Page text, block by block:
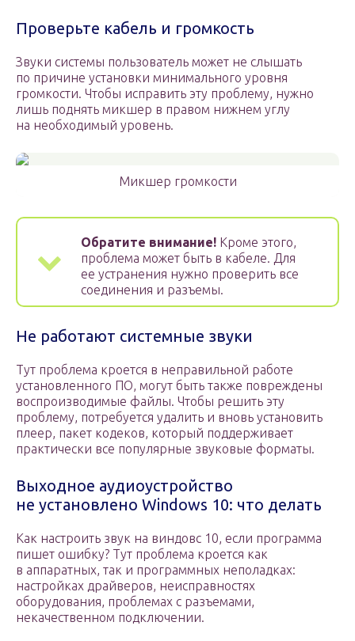
Проверьте кабель и громкость
Звуки системы пользователь может не слышать
по причине установки минимального уровня
громкости. Чтобы исправить эту проблему, нужно
лишь поднять микшер в правом нижнем углу
на необходимый уровень.
Микшер громкости
Обратите внимание! Кроме этого,
проблема может быть в кабеле. Для
ее устранения нужно проверить все
соединения и разъемы.
Не работают системные звуки
Тут проблема кроется в неправильной работе
установленного ПО, могут быть также повреждены
воспроизводимые файлы. Чтобы решить эту
проблему, потребуется удалить и вновь установить
плеер, пакет кодеков, который поддерживает
практически все популярные звуковые форматы.
Выходное аудиоустройство
не установлено Windows 10: что делать
Как настроить звук на виндовс 10, если программа
пишет ошибку? Тут проблема кроется как
в аппаратных, так и программных неполадках:
настройках драйверов, неисправностях
оборудования, проблемах с разъемами,
некачественном подключении.